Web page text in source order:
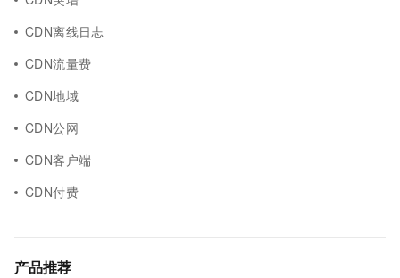
CDN离线日志
CDN流量费
CDN地域
CDN公网
CDN客户端
CDN付费
产品推荐